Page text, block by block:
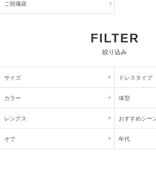
ご祝儀袋
FILTER
絞り込み
サイズ ドレスタイプ
カラー 体型
レングス おすすめシー
そで 年代